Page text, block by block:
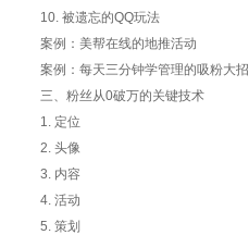
10. 被遗忘的QQ玩法
案例：美帮在线的地推活动
案例：每天三分钟学管理的吸粉大招
三、粉丝从0破万的关键技术
1. 定位
2. 头像
3. 内容
4. 活动
5. 策划